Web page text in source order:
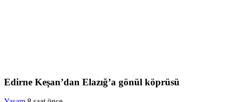
Edirne Keşan’dan Elazığ’a gönül köprüsü